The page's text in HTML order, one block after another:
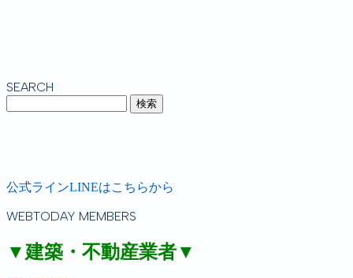
SEARCH
公式ラインLINEはこちらから
WEBTODAY MEMBERS
▼建築・不動産業者▼